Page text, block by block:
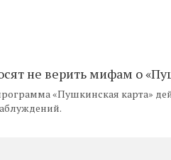
не верить мифам о
«Пушкинская карта»